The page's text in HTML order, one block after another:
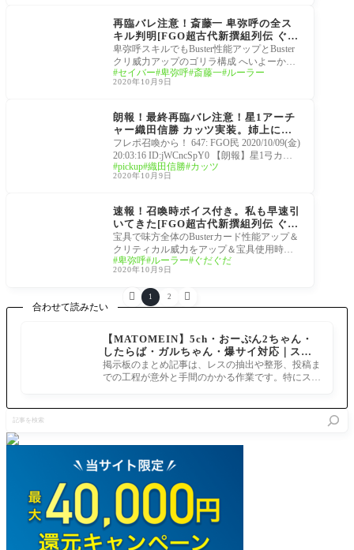
再臨バレ注意！斎藤一 卑弥呼の全ス
キル判明[FGO超古代新撰組列伝 ぐだ
ぐだ邪馬台国2020]親愛を込めて一ち
ゃんとでも呼んでくれ。
卑弥呼スキルでもBuster性能アップとBuster
クリ威力アップのゴリラ構成 へいよーかる
でらっくす！ https://fgonovum.com/%e9%80%
9f%e5%a0%b1%ef%bc%81%
セイバー 卑弥呼 斎藤一 ルーラー
2020年10月9日
朗報！最終再臨バレ注意！星1アーチ
ャー織田信勝 カッツ実装。姉上に合
わせて水着になります！[FGO超古代
新撰組列伝 ぐだぐだ邪馬台国2020]
フレポ召喚から！ 647: FGO民 2020/10/09(金)
20:03:16 ID:jWCncSpY0 【朗報】星1弓カッ
ツ、信長バッファー 648: FGO民 2020/10/09
(金) 20:03:21 ID:Qz67NTn60
pickup 織田信勝 カッツ
2020年10月9日
速報！召喚時ボイス付き。私も早速引
いてきた[FGO超古代新撰組列伝 ぐだ
ぐだ邪馬台国2020]卑弥呼様凄すぎた
んだが！星辰象る久遠鏡
宝具で味方全体のBusterカード性能アップ＆
クリティカル威力をアップ＆宝具使用時の
チャージを2段階引き上げる へいよーかるで
らっ
卑弥呼 ルーラー ぐだぐだ
2020年10月9日
 1 2 
合わせて読みたい
【MATOMEIN】5ch・おーぷん2ちゃん・
したらば・ガルちゃん・爆サイ対応｜スマ
ホでまとめ記事を作れるアプリ FGOのまと
め記事ができるまで
掲示板のまとめ記事は、レスの抽出や整形、投稿ま
での工程が意外と手間のかかる作業です。特にスマ
を
検